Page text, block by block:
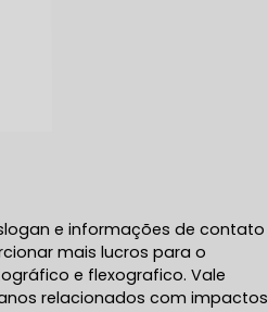
e informações de contato
mais lucros para o
e flexografico. Vale
relacionados com impactos